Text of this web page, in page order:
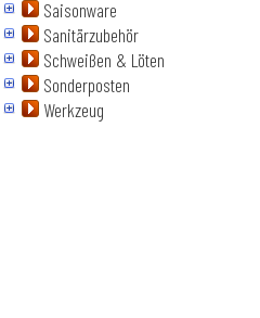
Saisonware
Sanitärzubehör
Schweißen & Löten
Sonderposten
Werkzeug